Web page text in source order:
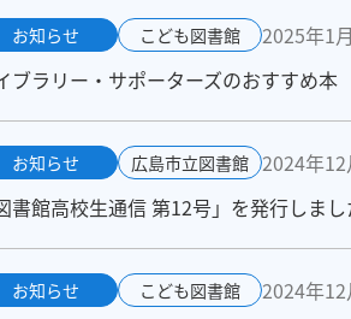
お知らせ こども図書館
2025年1
ブラリー・サポーターズのおすすめ
お知らせ 広島市立図書館 2024年12
書館高校生通信 第12号」を発行しまし
お知らせ こども図書館
2024年12